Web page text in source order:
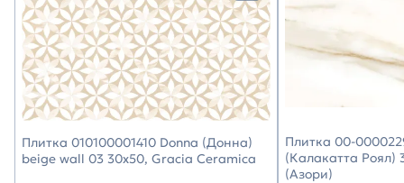
Плитка 010100001410 Donna (Донна)
beige wall 03 30х50, Gracia Ceramica
Плитка 00-
(Калакатта Роял)
(Азори)